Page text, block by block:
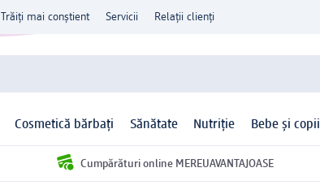
Trăiți mai conștient Servicii Relații clienți
Cosmetică bărbați Sănătate Nutriție Bebe și copii
Cumpărături online MEREUAVANTAJOASE